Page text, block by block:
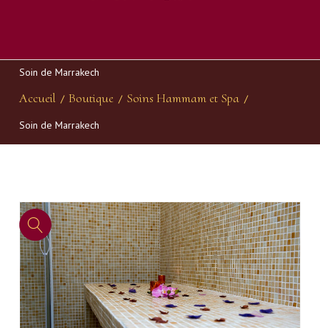
Soin de Marrakech
Accueil / Boutique / Soins Hammam et Spa /
Soin de Marrakech